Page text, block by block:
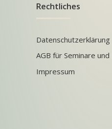
Rechtliches
Datenschutzerklärung
AGB für Seminare und
Impressum